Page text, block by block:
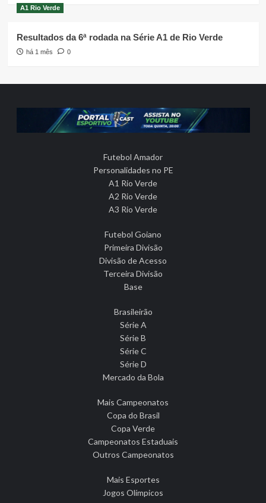
A1 Rio Verde
Resultados da 6ª rodada na Série A1 de Rio Verde
há 1 mês 0
Futebol Amador
Personalidades no PE
A1 Rio Verde
A2 Rio Verde
A3 Rio Verde
Futebol Goiano
Primeira Divisão
Divisão de Acesso
Terceira Divisão
Base
Brasileirão
Série A
Série B
Série C
Série D
Mercado da Bola
Mais Campeonatos
Copa do Brasil
Copa Verde
Campeonatos Estaduais
Outros Campeonatos
Mais Esportes
Jogos Olímpicos